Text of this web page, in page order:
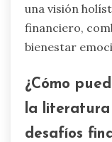
una visión
financiero,
bienestar
¿Cómo
la
desafíos